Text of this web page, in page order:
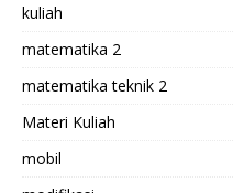
kuliah
matematika 2
matematika teknik 2
Materi Kuliah
mobil